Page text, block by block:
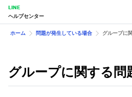
LINE
ヘルプセンター
ホーム 問題が発生している場合 グループに
グループに関する問